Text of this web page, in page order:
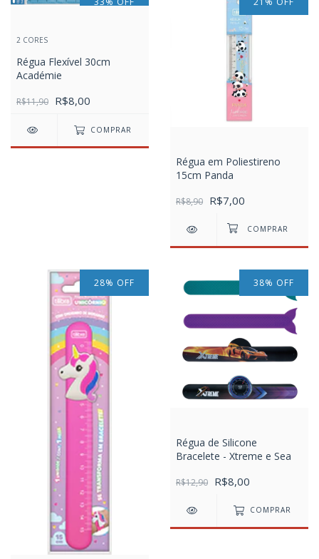
2 CORES
Régua Flexível 30cm
Académie
R$11,90 R$8,00
COMPRAR
Régua em Poliestireno
15cm Panda
R$8,90 R$7,00
28% OFF 38% OFF
Régua de Silicone
Bracelete - Xtreme e Sea
R$12,90 R$8,00
COMPRAR